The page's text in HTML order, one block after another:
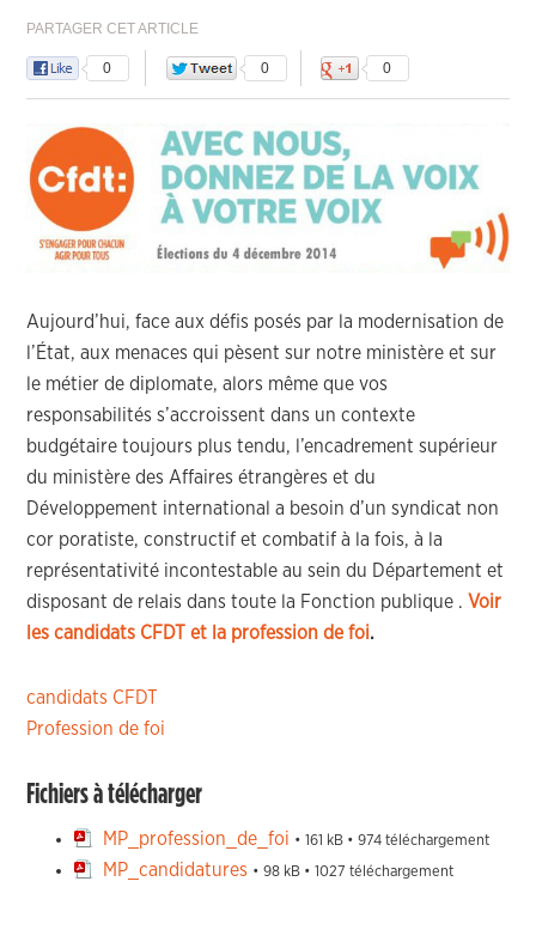
PARTAGER CET ARTICLE
0 0 0
Aujourd’hui, face aux défis posés par la modernisation de
l’État, aux menaces qui pèsent sur notre ministère et sur
le métier de diplomate, alors même que vos
responsabilités s’accroissent dans un contexte
budgétaire toujours plus tendu, l’encadrement supérieur
du ministère des Affaires étrangères et du
Développement international a besoin d’un syndicat non
cor poratiste, constructif et combatif à la fois, à la
représentativité incontestable au sein du Département et
disposant de relais dans toute la Fonction publique . Voir
les candidats CFDT et la profession de foi.
candidats CFDT
Profession de foi
Fichiers à télécharger
MP_profession_de_foi • 161 kB • 974 téléchargement
MP_candidatures • 98 kB • 1027 téléchargement